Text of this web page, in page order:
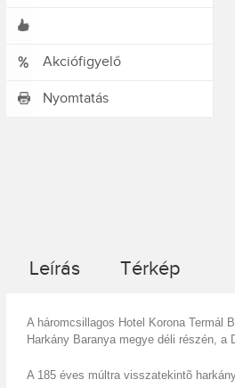
Akciófigyelő
Nyomtatás
Leírás Térkép
A háromcsillagos Hotel Korona Termál
Harkány Baranya megye déli részén,
A 185 éves múltra visszatekintõ